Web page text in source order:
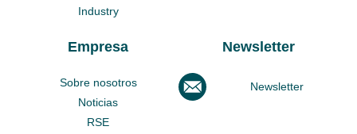
Industry
Empresa
Sobre nosotros
Noticias
RSE
Newsletter
Newsletter